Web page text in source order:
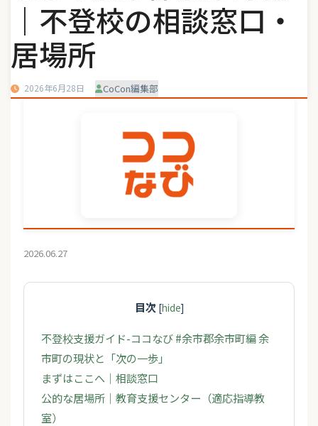
｜不登校の相談窓口・
居場所
2026年6月28日 CoCon編集部
2026.06.27
目次 [hide]
不登校支援ガイド-ココなび #余市郡余市町編 余
市町の現状と「次の一歩」
まずはここへ｜相談窓口
公的な居場所｜教育支援センター（適応指導教
室）